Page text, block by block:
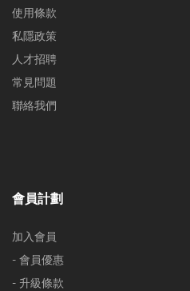
使用條款
私隱政策
人才招聘
常見問題
聯絡我們
會員計劃
加入會員
- 會員優惠
- 升級條款